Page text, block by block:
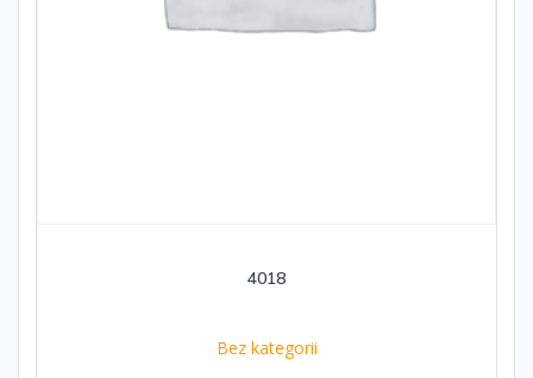
4018
Bez kategorii